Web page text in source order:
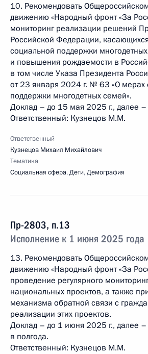
10. Рекомендовать
движению «Народный фронт «За
мониторинг реализации решений
Российской Федерации,
социальной поддержки
и повышения рождаемости в
в том числе Указа Президента
от 23 января 2024 г. № 63 «О мерах
поддержки многодетных семей».
Доклад – до 15 мая 2025 г., далее
Ответственный: Кузнецов М.М.
Ответственный
Кузнецов Михаил Михайлович
Тематика
Социальная сфера,Дети,Демография
Пр-2803, п.13
Исполнение к 1 июня 2025 года
13. Рекомендовать
движению «Народный фронт «За
проведение регулярного
национальных проектов, а также
механизма обратной связи с
реализации этих проектов.
Доклад – до 1 июня 2025 г., далее
в полгода.
Ответственный: Кузнецов М.М.